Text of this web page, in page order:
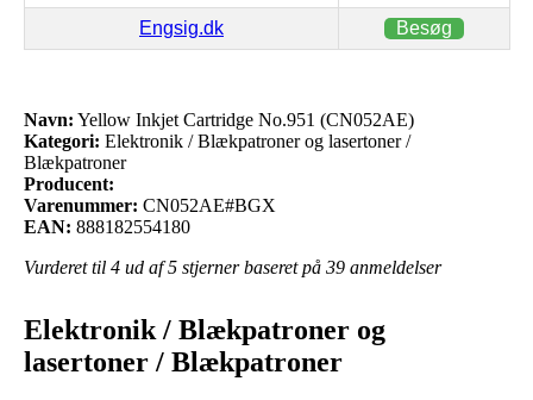
Engsig.dk Besøg
Navn: Yellow Inkjet Cartridge No.951 (CN052AE)
Kategori: Elektronik / Blækpatroner og lasertoner /
Blækpatroner
Producent:
Varenummer: CN052AE#BGX
EAN: 888182554180
Vurderet til 4 ud af 5 stjerner baseret på 39 anmeldelser
Elektronik / Blækpatroner og
lasertoner / Blækpatroner